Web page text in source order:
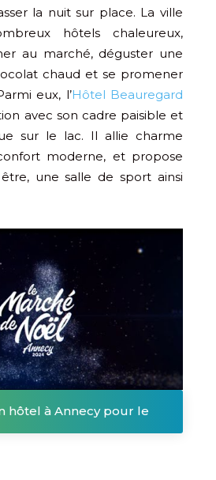
la nuit sur place. La ville
hôtels chaleureux,
au marché, déguster une
chaud et se promener
eux, l’Hôtel Beauregard
avec son cadre paisible et
sur le lac. Il allie charme
moderne, et propose
une salle de sport ainsi
hôtel à Annecy pour le